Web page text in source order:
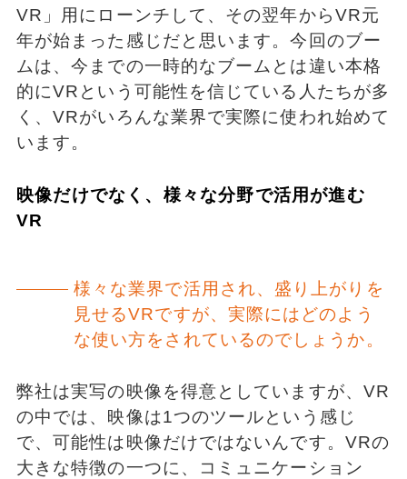
VR」用にローンチして、その翌年からVR元
年が始まった感じだと思います。今回のブー
ムは、今までの一時的なブームとは違い本格
的にVRという可能性を信じている人たちが多
く、VRがいろんな業界で実際に使われ始めて
います。
映像だけでなく、様々な分野で活用が進む
VR
様々な業界で活用され、盛り上がりを
見せるVRですが、実際にはどのよう
な使い方をされているのでしょうか。
弊社は実写の映像を得意としていますが、VR
の中では、映像は1つのツールという感じ
で、可能性は映像だけではないんです。VRの
大きな特徴の一つに、コミュニケーション